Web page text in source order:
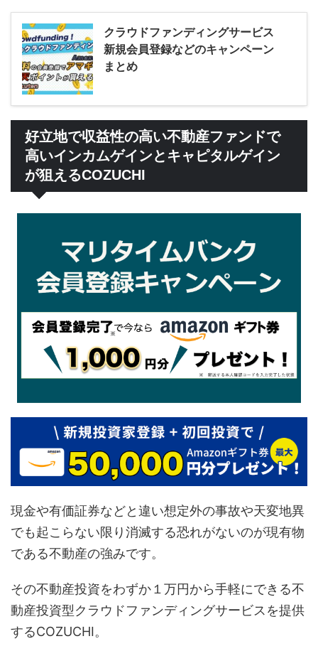
クラウドファンディングサービス
新規会員登録などのキャンペーン
まとめ
好立地で収益性の高い不動産ファンドで
高いインカムゲインとキャピタルゲイン
が狙えるCOZUCHI
現金や有価証券などと違い想定外の事故や天変地異
でも起こらない限り消滅する恐れがないのが現有物
である不動産の強みです。
その不動産投資をわずか１万円から手軽にできる不
動産投資型クラウドファンディングサービスを提供
するCOZUCHI。